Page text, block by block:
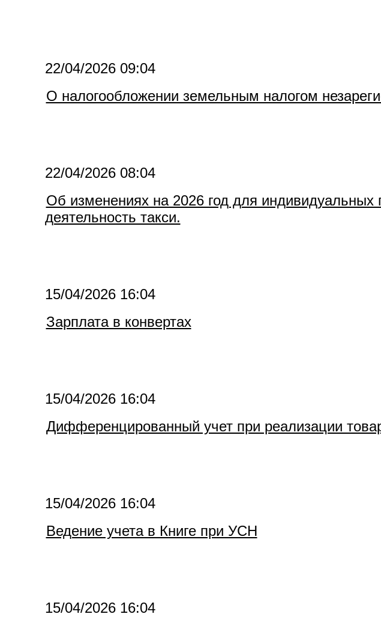
22/04/2026 09:04
О налогообложении земельным налогом
22/04/2026 08:04
Об изменениях на 2026 год для
деятельность такси.
15/04/2026 16:04
Зарплата в конвертах
15/04/2026 16:04
Дифференцированный учет при реализации
15/04/2026 16:04
Ведение учета в Книге при УСН
15/04/2026 16:04